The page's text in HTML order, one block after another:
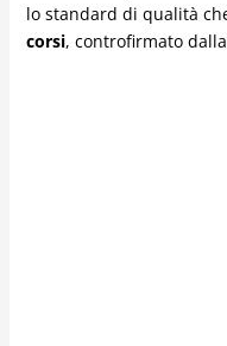
lo standard di qualità
corsi, controfirmato